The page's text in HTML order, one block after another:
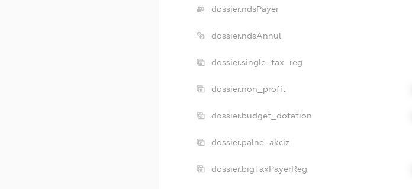
dossier.ndsPayer
dossier.ndsAnnul
dossier.single_tax_reg
dossier.non_profit
dossier.budget_dotation
dossier.palne_akciz
dossier.bigTaxPayerReg